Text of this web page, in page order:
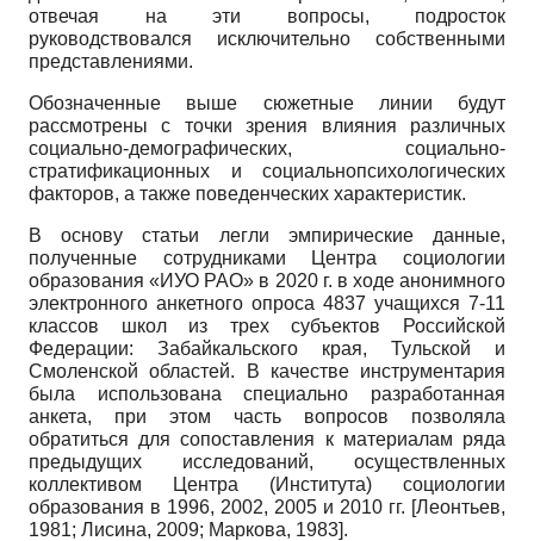
отвечая на эти вопросы, подросток
руководствовался исключительно собственными
представлениями.
Обозначенные выше сюжетные линии будут
рассмотрены с точки зрения влияния различных
социально-демографических, социально-
стратификационных и социально­психологических
факторов, а также поведенческих характеристик.
В основу статьи легли эмпирические данные,
полученные сотрудниками Центра социологии
образования «ИУО РАО» в 2020 г. в ходе анонимного
электронного анкетного опроса 4837 учащихся 7-11
классов школ из трех субъектов Российской
Федерации: Забайкальского края, Тульской и
Смоленской областей. В качестве инструментария
была использована специально разработанная
анкета, при этом часть вопросов позволяла
обратиться для сопоставления к материалам ряда
предыдущих исследований, осуществленных
коллективом Центра (Института) социологии
образования в 1996, 2002, 2005 и 2010 гг. [Леонтьев,
1981; Лисина, 2009; Маркова, 1983].